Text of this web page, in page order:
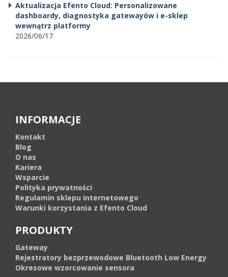
Aktualizacja Efento Cloud: Personalizowane
dashboardy, diagnostyka gatewayów i e-sklep
wewnątrz platformy
2026/06/17
INFORMACJE
Kontakt
Blog
O nas
Kariera
Wsparcie
Polityka prywatności
Regulamin sklepu internetowego
Warunki korzystania z Efento Cloud
PRODUKTY
Gateway
Rejestratory bezprzewodowe Bluetooth Low Energy
Okresowe wzorcowanie sensora